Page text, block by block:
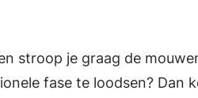
stroop je graag de
fase te loodsen? Dan